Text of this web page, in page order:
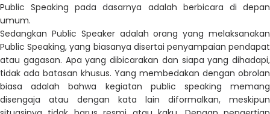
Public Speaking pada dasarnya adalah berbicara di depan
umum.
Sedangkan Public Speaker adalah orang yang melaksanakan
Public Speaking, yang biasanya disertai penyampaian pendapat
atau gagasan. Apa yang dibicarakan dan siapa yang dihadapi,
tidak ada batasan khusus. Yang membedakan dengan obrolan
biasa adalah bahwa kegiatan public speaking memang
disengaja atau dengan kata lain diformalkan, meskipun